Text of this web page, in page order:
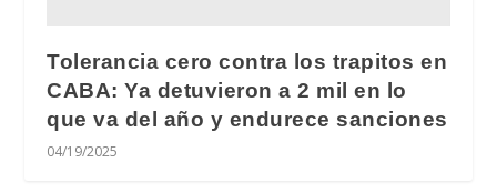
Tolerancia cero contra los trapitos en
CABA: Ya detuvieron a 2 mil en lo
que va del año y endurece sanciones
04/19/2025